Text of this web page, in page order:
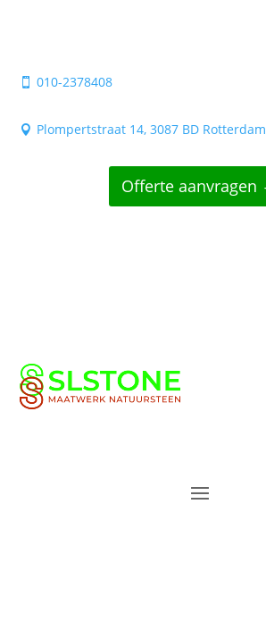
 010-2378408
 Plompertstraat 14, 3087 BD Rotterdam
Offerte aanvragen